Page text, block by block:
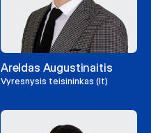
Areldas Augustinaitis
Vyresnysis teisininkas (lt)